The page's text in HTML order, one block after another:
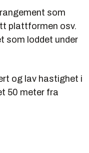
som
plattformen osv.
som loddet under
og lav hastighet i
50 meter fra